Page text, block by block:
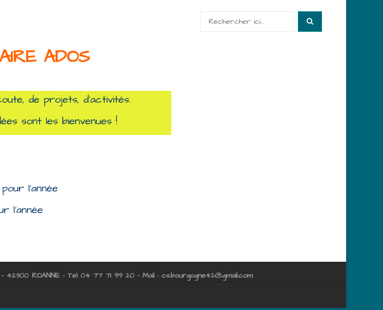
ADOS
de projets, d’activités.
sont les bienvenues !
l’année
l’année
ROANNE - Tel 04 77 71 99 20 - Mail : cs.bourgogne42@gmail.com